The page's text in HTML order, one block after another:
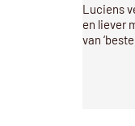
Luciens
en liever
van